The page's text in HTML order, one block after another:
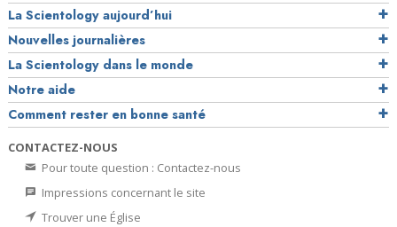
La Scientology aujourd’hui
Nouvelles journalières
La Scientology dans le monde
Notre aide
Comment rester en bonne santé
CONTACTEZ-NOUS
Pour toute question : Contactez-nous
Impressions concernant le site
Trouver une Église